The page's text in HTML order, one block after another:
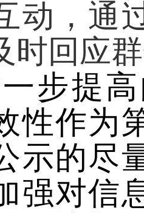
动，通
时回应
步提
性作为
示的尽
强对信